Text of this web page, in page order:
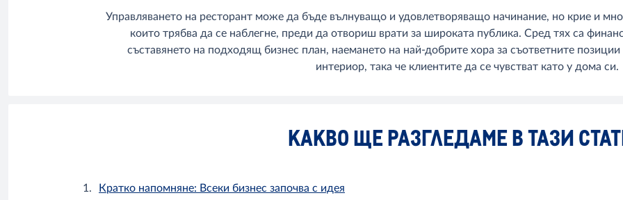
Управляването на ресторант може да бъде вълнуващо и удовлетворяващо начинание, но крие и
които трябва да се наблегне, преди да отвориш врати за широката публика. Сред тях са
съставянето на подходящ бизнес план, наемането на най-добрите хора за съответните
интериор, така че клиентите да се чувстват като у дома си.
КАКВО ЩЕ РАЗГЛЕДАМЕ В ТАЗИ
Кратко напомняне: Всеки бизнес започва с идея